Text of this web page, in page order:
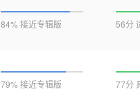
84% 接近专辑版 56分
79% 接近专辑版 77分